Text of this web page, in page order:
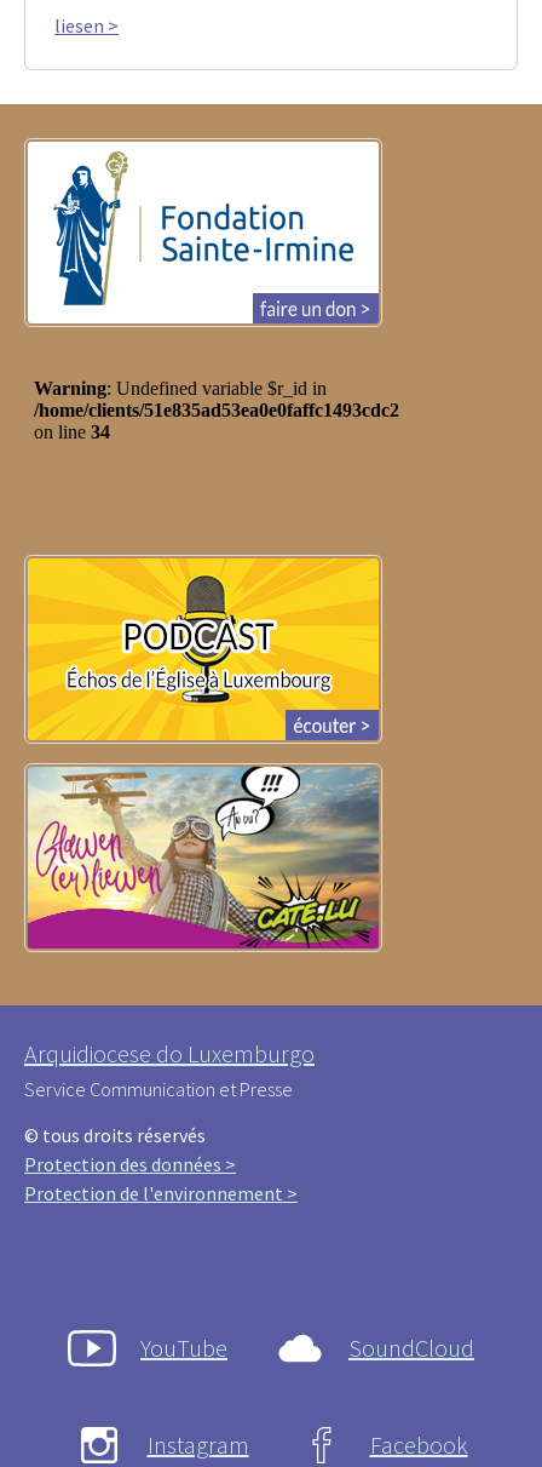
liesen >
Arquidiocese do Luxemburgo
Service Communication et Presse
© tous droits réservés
Protection des données >
Protection de l'environnement >
YouTube SoundCloud
Instagram Facebook